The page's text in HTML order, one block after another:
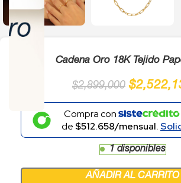
Cadena Oro 18K Tejido
$2,899,000 $
Compra con
de $512.658/mensual.
1 disponibles
AÑADIR AL CARRITO